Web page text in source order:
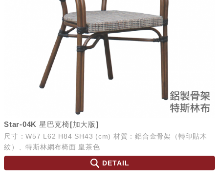
Star-04K 星巴克椅[加大版]
尺寸：W57 L62 H84 SH43 (cm) 材質：鋁合金骨架（轉印貼木
紋）、特斯林網布椅面 皇茶色
DETAIL